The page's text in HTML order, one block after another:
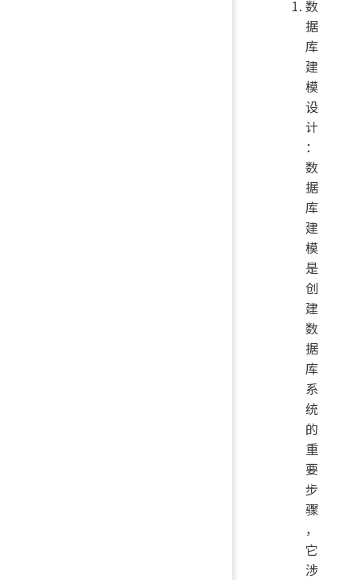
数
据
库
建
模
设
计
：
数
据
库
建
模
是
创
建
数
据
库
系
统
的
重
要
步
骤
，
它
涉